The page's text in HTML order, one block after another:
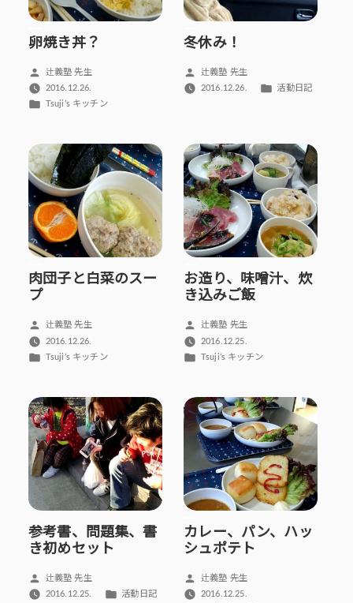
卵焼き丼？
投
稿
者:
辻義塾 先生
2016.12.26.
カ
リ
ー:
Tsuji’s キッチン
冬休み！
投
稿
辻義塾 先生
2016.12.26.
カ
ー:
活動日記
肉団子と白菜のスー
プ
投
稿
者:
辻義塾 先生
2016.12.26.
カ
リ
ー:
Tsuji’s キッチン
お造り、味噌汁、炊
き込みご飯
投
稿
者:
辻義塾 先生
2016.12.25.
カ
リ
ー:
Tsuji’s キッチン
参考書、問題集、書
き初めセット
投
稿
辻義塾 先生
2016.12.25.
カ
活動日記
カレー、パン、ハッ
シュポテト
投
稿
辻義塾 先生
2016.12.25.